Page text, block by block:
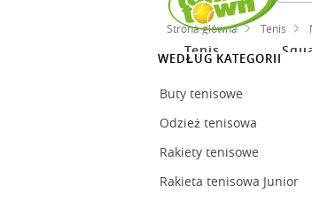
Tenis
Strona główna Tenis
WEDŁUG KATEGORII
Buty tenisowe
Odzież tenisowa
Rakiety tenisowe
Rakieta tenisowa Junior